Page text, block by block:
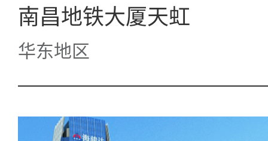
南昌地铁大厦天虹
华东地区